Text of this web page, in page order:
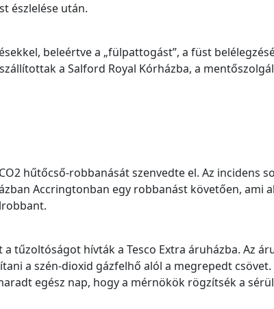
észlelése után.
beleértve a „fülpattogást”, a füst
a Salford Royal Kórházba, a
hűtőcső-robbanását szenvedte el. Az incidens
Accringtonban egy robbanást követően, ami
tűzoltóságot hívták a Tesco Extra áruházba. Az
a szén-dioxid gázfelhő alól a megrepedt
egész nap, hogy a mérnökök rögzítsék a